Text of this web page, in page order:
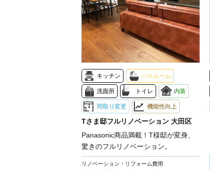
キッチン バスルーム
洗面所 トイレ 内装
間取り変更 機能性向上
Tさま邸フルリノベーション 大田区
Panasonic商品満載！T様邸が変身、
驚きのフルリノベーション。
リノベーション・リフォーム費用